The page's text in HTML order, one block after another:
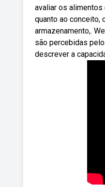
avaliar os
quanto ao conceito,
armazenamento,.
são percebidas
descrever a